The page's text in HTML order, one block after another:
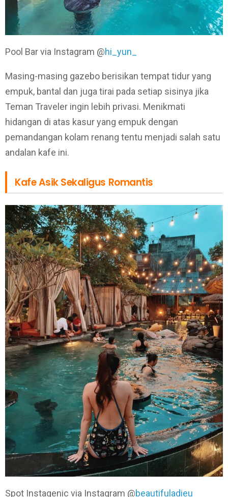
Pool Bar via Instagram @hi_yun_
Masing-masing gazebo berisikan tempat tidur yang
empuk, bantal dan juga tirai pada setiap sisinya jika
Teman Traveler ingin lebih privasi. Menikmati
hidangan di atas kasur yang empuk dengan
pemandangan kolam renang tentu menjadi salah satu
andalan kafe ini.
Kafe Asik Sekaligus Romantis
Spot Instagenic via Instagram @beautifuladieu